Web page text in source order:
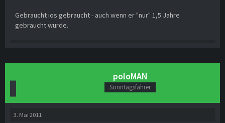
Gebraucht ios gebraucht - auch wenn er "nur" 1,5 Jahre
gebraucht wurde.
poloMAN
Sonntagsfahrer
3. Mai 2011